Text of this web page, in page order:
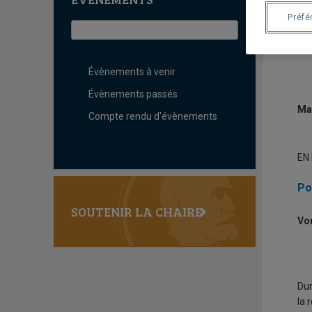
Évènements à venir
Évènements passés
Compte rendu d'évènements
SOUTENIR LA CHAIRE
EN
la